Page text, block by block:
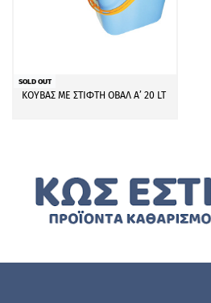
SOLD OUT
ΚΟΥΒΑΣ ΜΕ ΣΤΙΦΤΗ ΟΒΑΛ A’ 20 LT